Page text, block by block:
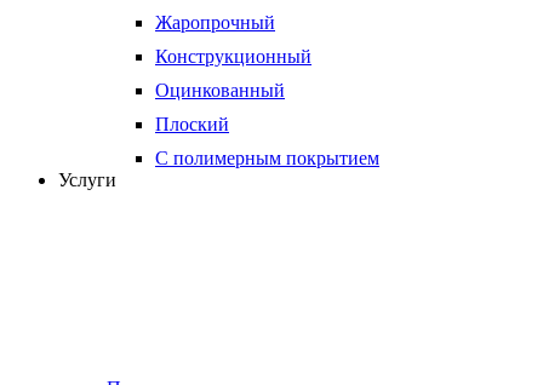
Жаропрочный
Конструкционный
Оцинкованный
Плоский
С полимерным покрытием
Услуги